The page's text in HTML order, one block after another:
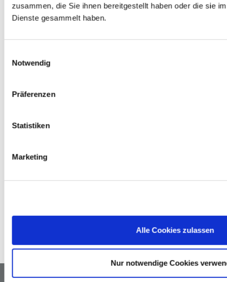
zusammen, die Sie ihnen bereitgestellt haben oder die sie
Dienste gesammelt haben.
Notwendig
Präferenzen
Statistiken
Marketing
Alle Cookies zulassen
Nur notwendige Cookies
Autobatterie
25 cm sind, kostenlos zurückgeben. Größere Geräte
Altöl
Litern kostenlos bei uns im Markt abgeben. Wir sorgen für
das ordnungsgemäße Recycling bzw. die entsprechende
Newsletter Facebook